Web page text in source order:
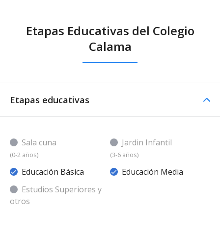
Etapas Educativas del Colegio
Calama
Etapas educativas
Sala cuna
(0-2 años)
Jardin Infantil
(3-6 años)
Educación Básica
Educación Media
Estudios Superiores y
otros